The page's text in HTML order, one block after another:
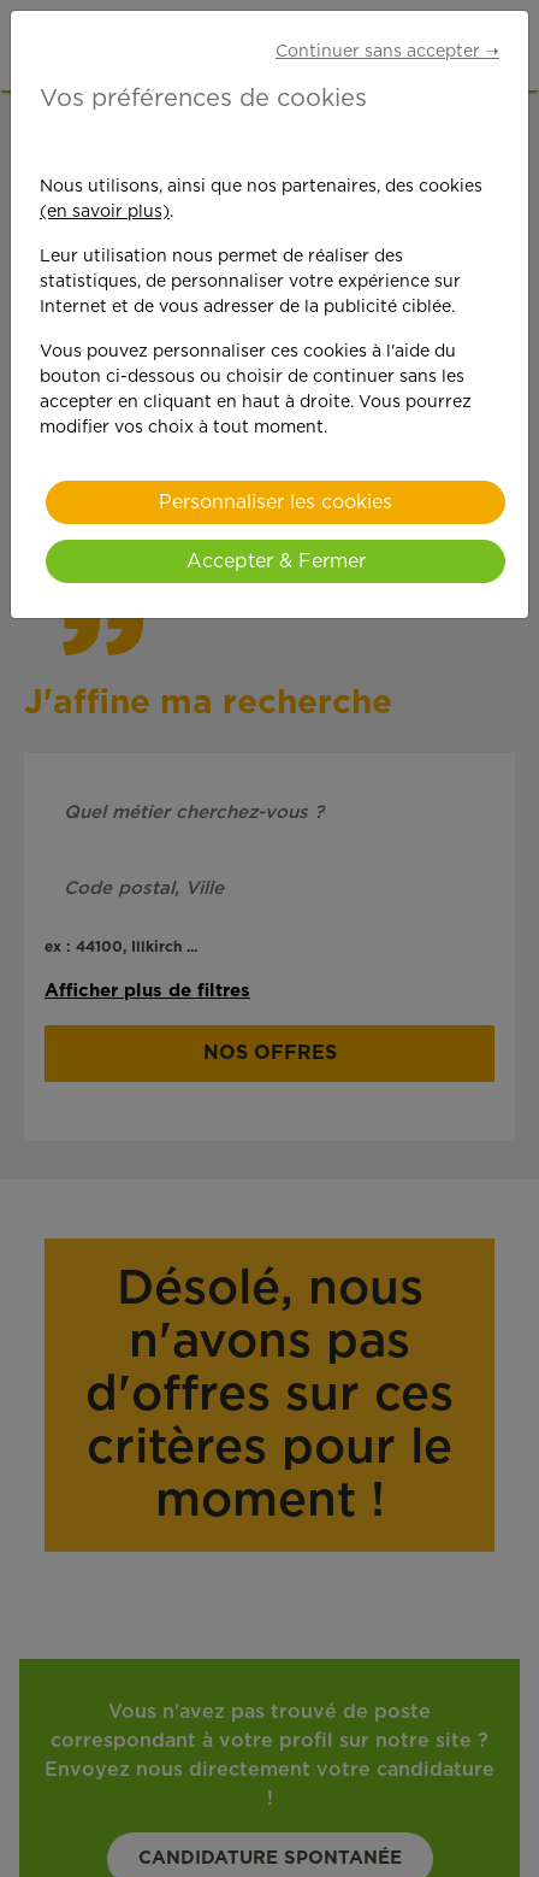
On est toujours plus
performant
quand on y met du
cœur !
J'affine ma recherche
ex : 44100, Illkirch ...
Afficher plus de filtres
NOS OFFRES
Désolé, nous
n'avons pas
d'offres sur ces
critères pour le
moment !
Vous n'avez pas trouvé de poste
correspondant à votre profil sur notre site ?
Envoyez nous directement votre candidature
!
CANDIDATURE SPONTANÉE
Continuer sans accepter ➝
Vos préférences de cookies
Nous utilisons, ainsi que nos partenaires, des cookies
(en savoir plus).
Leur utilisation nous permet de réaliser des
statistiques, de personnaliser votre expérience sur
Internet et de vous adresser de la publicité ciblée.
Vous pouvez personnaliser ces cookies à l'aide du
bouton ci-dessous ou choisir de continuer sans les
accepter en cliquant en haut à droite. Vous pourrez
modifier vos choix à tout moment.
Personnaliser les cookies
Accepter & Fermer